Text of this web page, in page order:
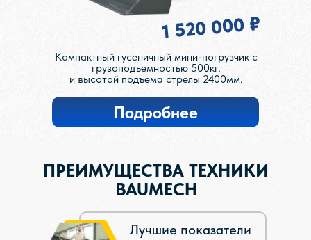
Компактный гусеничный мини-погрузчик с
грузоподъемностью 500кг.
и высотой подъема стрелы 2400мм.
Подробнее
1 520 000 ₽
Лучшие показатели
ПРЕИМУЩЕСТВА ТЕХНИКИ
BAUMECH